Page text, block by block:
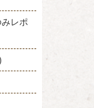
レポ